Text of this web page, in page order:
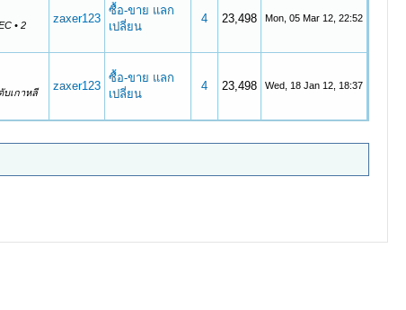
• 2
zaxer123
ซื้อ-ขาย แลก
เปลี่ยน
4 23,498 Mon, 05 Mar 12, 22:52
บเกาหลี
zaxer123
ซื้อ-ขาย แลก
เปลี่ยน
4 23,498 Wed, 18 Jan 12, 18:37